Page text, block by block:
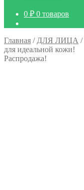
0 ₽ 0 товаров
Главная / ДЛЯ ЛИЦА /
для идеальной кожи!
Распродажа!